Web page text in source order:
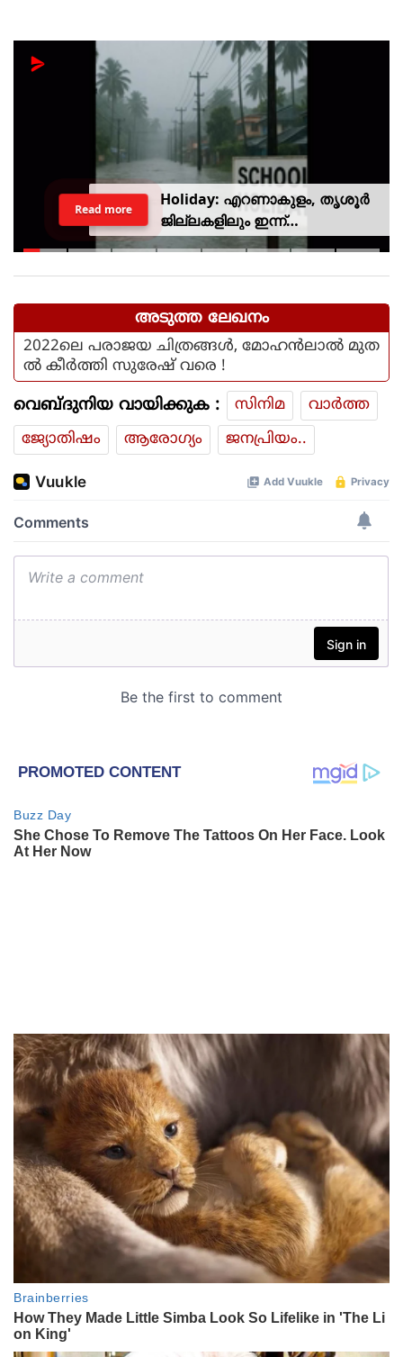
Holiday: എറണാകുളം, തൃശൂർ
ജില്ലകളിലും ഇന്ന്
അവധിയാണേ..!
Read more
അടുത്ത ലേഖനം
2022ലെ പരാജയ ചിത്രങ്ങള്‍, മോഹന്‍ലാല്‍ മുത
ല്‍ കീര്‍ത്തി സുരേഷ് വരെ !
വെബ്ദുനിയ വായിക്കുക : സിനിമ
വാര്‍ത്ത
ജ്യോതിഷം
ആരോഗ്യം ജനപ്രിയം..